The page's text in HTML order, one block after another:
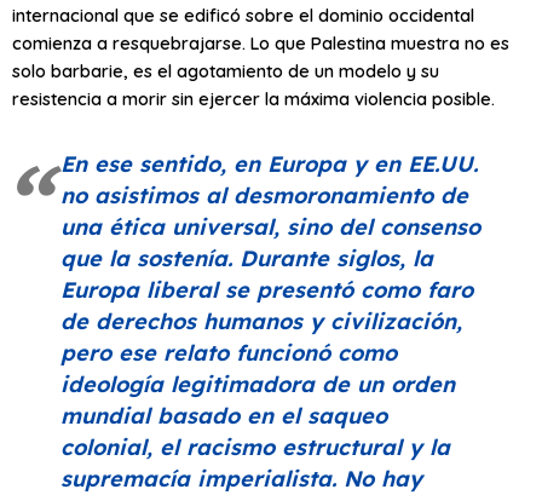
internacional que se edificó sobre el dominio occidental
comienza a resquebrajarse. Lo que Palestina muestra no es
solo barbarie, es el agotamiento de un modelo y su
resistencia a morir sin ejercer la máxima violencia posible.
En ese sentido, en Europa y en EE.UU.
no asistimos al desmoronamiento de
una ética universal, sino del consenso
que la sostenía. Durante siglos, la
Europa liberal se presentó como faro
de derechos humanos y civilización,
pero ese relato funcionó como
ideología legitimadora de un orden
mundial basado en el saqueo
colonial, el racismo estructural y la
supremacía imperialista. No hay